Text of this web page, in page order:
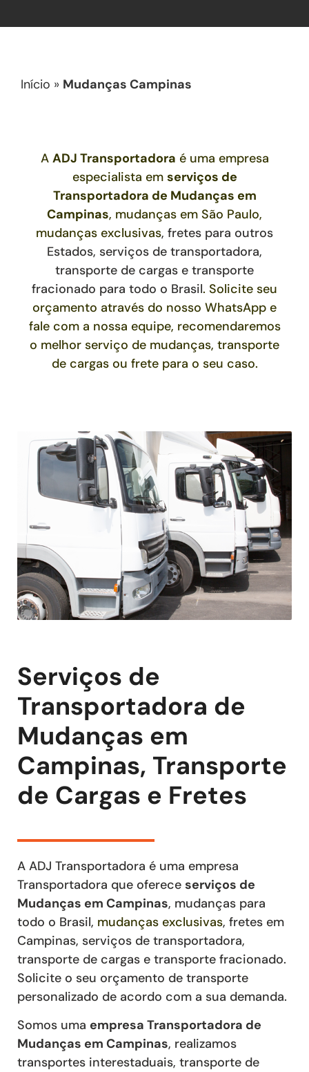
Início » Mudanças Campinas
A ADJ Transportadora é uma empresa
especialista em serviços de
Transportadora de Mudanças em
Campinas, mudanças em São Paulo,
mudanças exclusivas, fretes para outros
Estados, serviços de transportadora,
transporte de cargas e transporte
fracionado para todo o Brasil. Solicite seu
orçamento através do nosso WhatsApp e
fale com a nossa equipe, recomendaremos
o melhor serviço de mudanças, transporte
de cargas ou frete para o seu caso.
Serviços de
Transportadora de
Mudanças em
Campinas, Transporte
de Cargas e Fretes
A ADJ Transportadora é uma empresa
Transportadora que oferece serviços de
Mudanças em Campinas, mudanças para
todo o Brasil, mudanças exclusivas, fretes em
Campinas, serviços de transportadora,
transporte de cargas e transporte fracionado.
Solicite o seu orçamento de transporte
personalizado de acordo com a sua demanda.
Somos uma empresa Transportadora de
Mudanças em Campinas, realizamos
transportes interestaduais, transporte de